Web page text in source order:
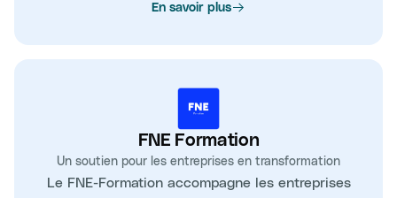
En savoir plus
FNE Formation
Un soutien pour les entreprises en transformation
Le FNE-Formation accompagne les entreprises